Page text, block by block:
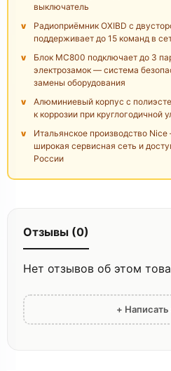
выключатель
Радиоприёмник OXIBD с
поддерживает до 15 команд в
Блок MC800 подключает до 3
электрозамок — система
замены оборудования
Алюминиевый корпус с
к коррозии при круглогодичной
Итальянское производство
широкая сервисная сеть и
России
Отзывы (0)
Нет отзывов об этом
+ Написать